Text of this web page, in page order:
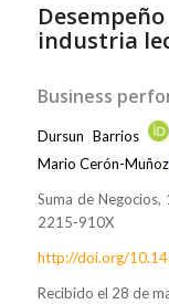
industria
Business
Dursun Barrios
Mario Cerón-Muñoz
Suma de
2215-910X
http://doi.org/
Recibido el 28 de